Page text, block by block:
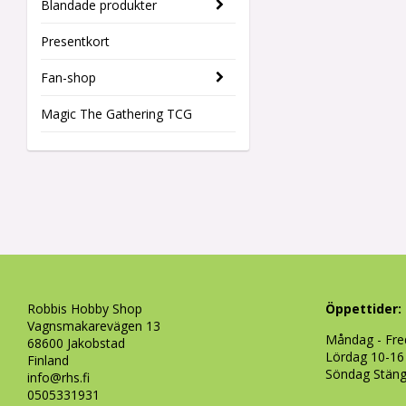
Blandade produkter
Presentkort
Fan-shop
Magic The Gathering TCG
Robbis Hobby Shop
Vagnsmakarevägen 13
68600 Jakobstad
Finland
info@rhs.fi
0505331931
Öppettider:
Måndag -
Lördag 10-16
Söndag